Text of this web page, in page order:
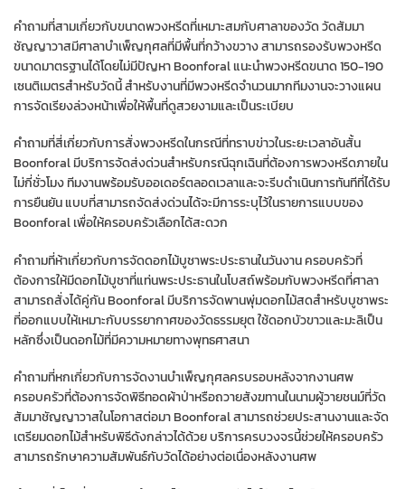
คำถามที่สามเกี่ยวกับขนาดพวงหรีดที่เหมาะสมกับศาลาของวัด วัดสัมมา
ชัญญาวาสมีศาลาบำเพ็ญกุศลที่มีพื้นที่กว้างขวาง สามารถรองรับพวงหรีด
ขนาดมาตรฐานได้โดยไม่มีปัญหา Boonforal แนะนำพวงหรีดขนาด 150-190
เซนติเมตรสำหรับวัดนี้ สำหรับงานที่มีพวงหรีดจำนวนมากทีมงานจะวางแผน
การจัดเรียงล่วงหน้าเพื่อให้พื้นที่ดูสวยงามและเป็นระเบียบ
คำถามที่สี่เกี่ยวกับการสั่งพวงหรีดในกรณีที่ทราบข่าวในระยะเวลาอันสั้น
Boonforal มีบริการจัดส่งด่วนสำหรับกรณีฉุกเฉินที่ต้องการพวงหรีดภายใน
ไม่กี่ชั่วโมง ทีมงานพร้อมรับออเดอร์ตลอดเวลาและจะรีบดำเนินการทันทีที่ได้รับ
การยืนยัน แบบที่สามารถจัดส่งด่วนได้จะมีการระบุไว้ในรายการแบบของ
Boonforal เพื่อให้ครอบครัวเลือกได้สะดวก
คำถามที่ห้าเกี่ยวกับการจัดดอกไม้บูชาพระประธานในวันงาน ครอบครัวที่
ต้องการให้มีดอกไม้บูชาที่แท่นพระประธานในโบสถ์พร้อมกับพวงหรีดที่ศาลา
สามารถสั่งได้คู่กัน Boonforal มีบริการจัดพานพุ่มดอกไม้สดสำหรับบูชาพระ
ที่ออกแบบให้เหมาะกับบรรยากาศของวัดธรรมยุต ใช้ดอกบัวขาวและมะลิเป็น
หลักซึ่งเป็นดอกไม้ที่มีความหมายทางพุทธศาสนา
คำถามที่หกเกี่ยวกับการจัดงานบำเพ็ญกุศลครบรอบหลังจากงานศพ
ครอบครัวที่ต้องการจัดพิธีทอดผ้าป่าหรือถวายสังฆทานในนามผู้วายชนม์ที่วัด
สัมมาชัญญาวาสในโอกาสต่อมา Boonforal สามารถช่วยประสานงานและจัด
เตรียมดอกไม้สำหรับพิธีดังกล่าวได้ด้วย บริการครบวงจรนี้ช่วยให้ครอบครัว
สามารถรักษาความสัมพันธ์กับวัดได้อย่างต่อเนื่องหลังงานศพ